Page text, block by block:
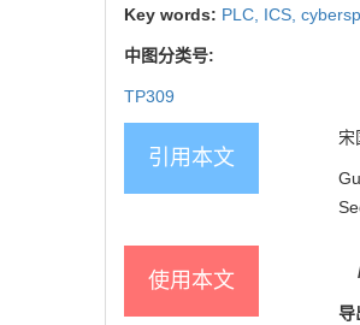
Key words: PLC, ICS,
中图分类号:
TP309
引用本文
宋
使用本文
导